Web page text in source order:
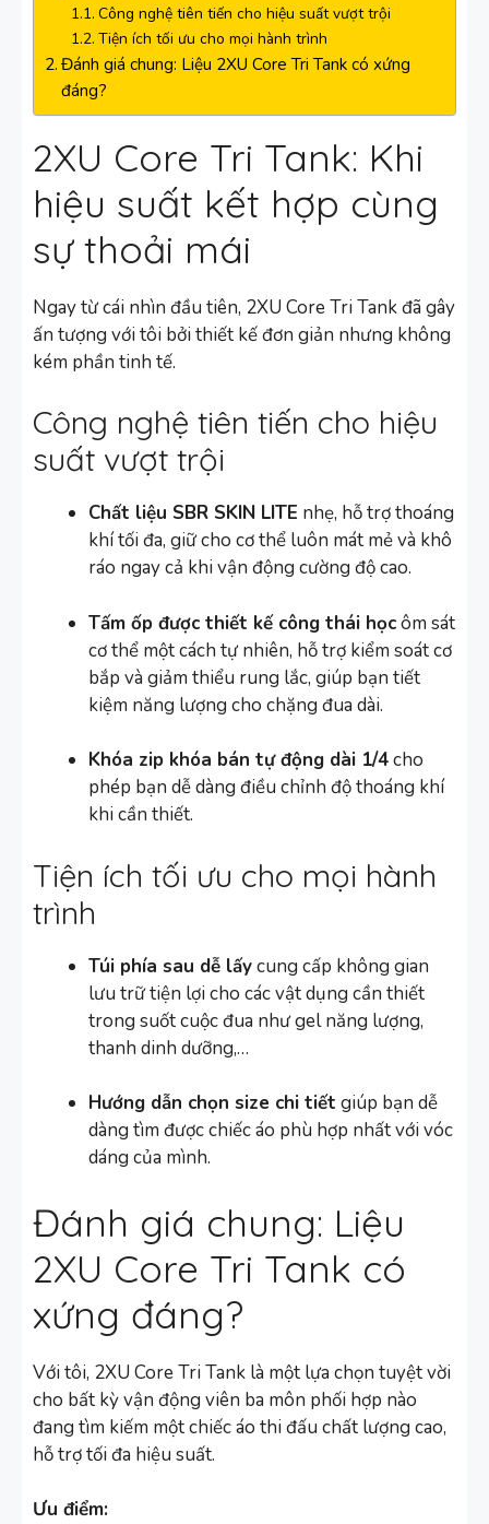
Công nghệ tiên tiến cho hiệu suất vượt trội
Tiện ích tối ưu cho mọi hành trình
Đánh giá chung: Liệu 2XU Core Tri Tank có xứng
đáng?
2XU Core Tri Tank: Khi
hiệu suất kết hợp cùng
sự thoải mái
Ngay từ cái nhìn đầu tiên, 2XU Core Tri Tank đã gây
ấn tượng với tôi bởi thiết kế đơn giản nhưng không
kém phần tinh tế.
Công nghệ tiên tiến cho hiệu
suất vượt trội
Chất liệu SBR SKIN LITE nhẹ, hỗ trợ thoáng
khí tối đa, giữ cho cơ thể luôn mát mẻ và khô
ráo ngay cả khi vận động cường độ cao.
Tấm ốp được thiết kế công thái họcôm sát
cơ thể một cách tự nhiên, hỗ trợ kiểm soát cơ
bắp và giảm thiểu rung lắc, giúp bạn tiết
kiệm năng lượng cho chặng đua dài.
Khóa zip khóa bán tự động dài 1/4cho
phép bạn dễ dàng điều chỉnh độ thoáng khí
khi cần thiết.
Tiện ích tối ưu cho mọi hành
trình
Túi phía sau dễ lấycung cấp không gian
lưu trữ tiện lợi cho các vật dụng cần thiết
trong suốt cuộc đua như gel năng lượng,
thanh dinh dưỡng,…
Hướng dẫn chọn size chi tiết giúp bạn dễ
dàng tìm được chiếc áo phù hợp nhất với vóc
dáng của mình.
Đánh giá chung: Liệu
2XU Core Tri Tank có
xứng đáng?
Với tôi, 2XU Core Tri Tank là một lựa chọn tuyệt vời
cho bất kỳ vận động viên ba môn phối hợp nào
đang tìm kiếm một chiếc áo thi đấu chất lượng cao,
hỗ trợ tối đa hiệu suất.
Ưu điểm: